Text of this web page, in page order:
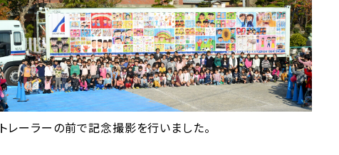
トレーラーの前で記念撮影を行いました。